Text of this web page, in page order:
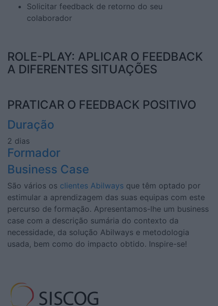
Solicitar feedback de retorno do seu
colaborador
ROLE-PLAY: APLICAR O FEEDBACK
A DIFERENTES SITUAÇÕES
PRATICAR O FEEDBACK POSITIVO
Duração
2 dias
Formador
Business Case
São vários os clientes Abilways que têm optado por
estimular a aprendizagem das suas equipas com este
percurso de formação. Apresentamos-lhe um business
case com a descrição sumária do contexto da
necessidade, da solução Abilways e metodologia
usada, bem como do impacto obtido. Inspire-se!